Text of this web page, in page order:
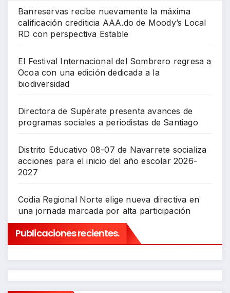
Banreservas recibe nuevamente la máxima
calificación crediticia AAA.do de Moody’s Local
RD con perspectiva Estable
El Festival Internacional del Sombrero regresa a
Ocoa con una edición dedicada a la
biodiversidad
Directora de Supérate presenta avances de
programas sociales a periodistas de Santiago
Distrito Educativo 08-07 de Navarrete socializa
acciones para el inicio del año escolar 2026-
2027
Codia Regional Norte elige nueva directiva en
una jornada marcada por alta participación
Publicaciones recientes.